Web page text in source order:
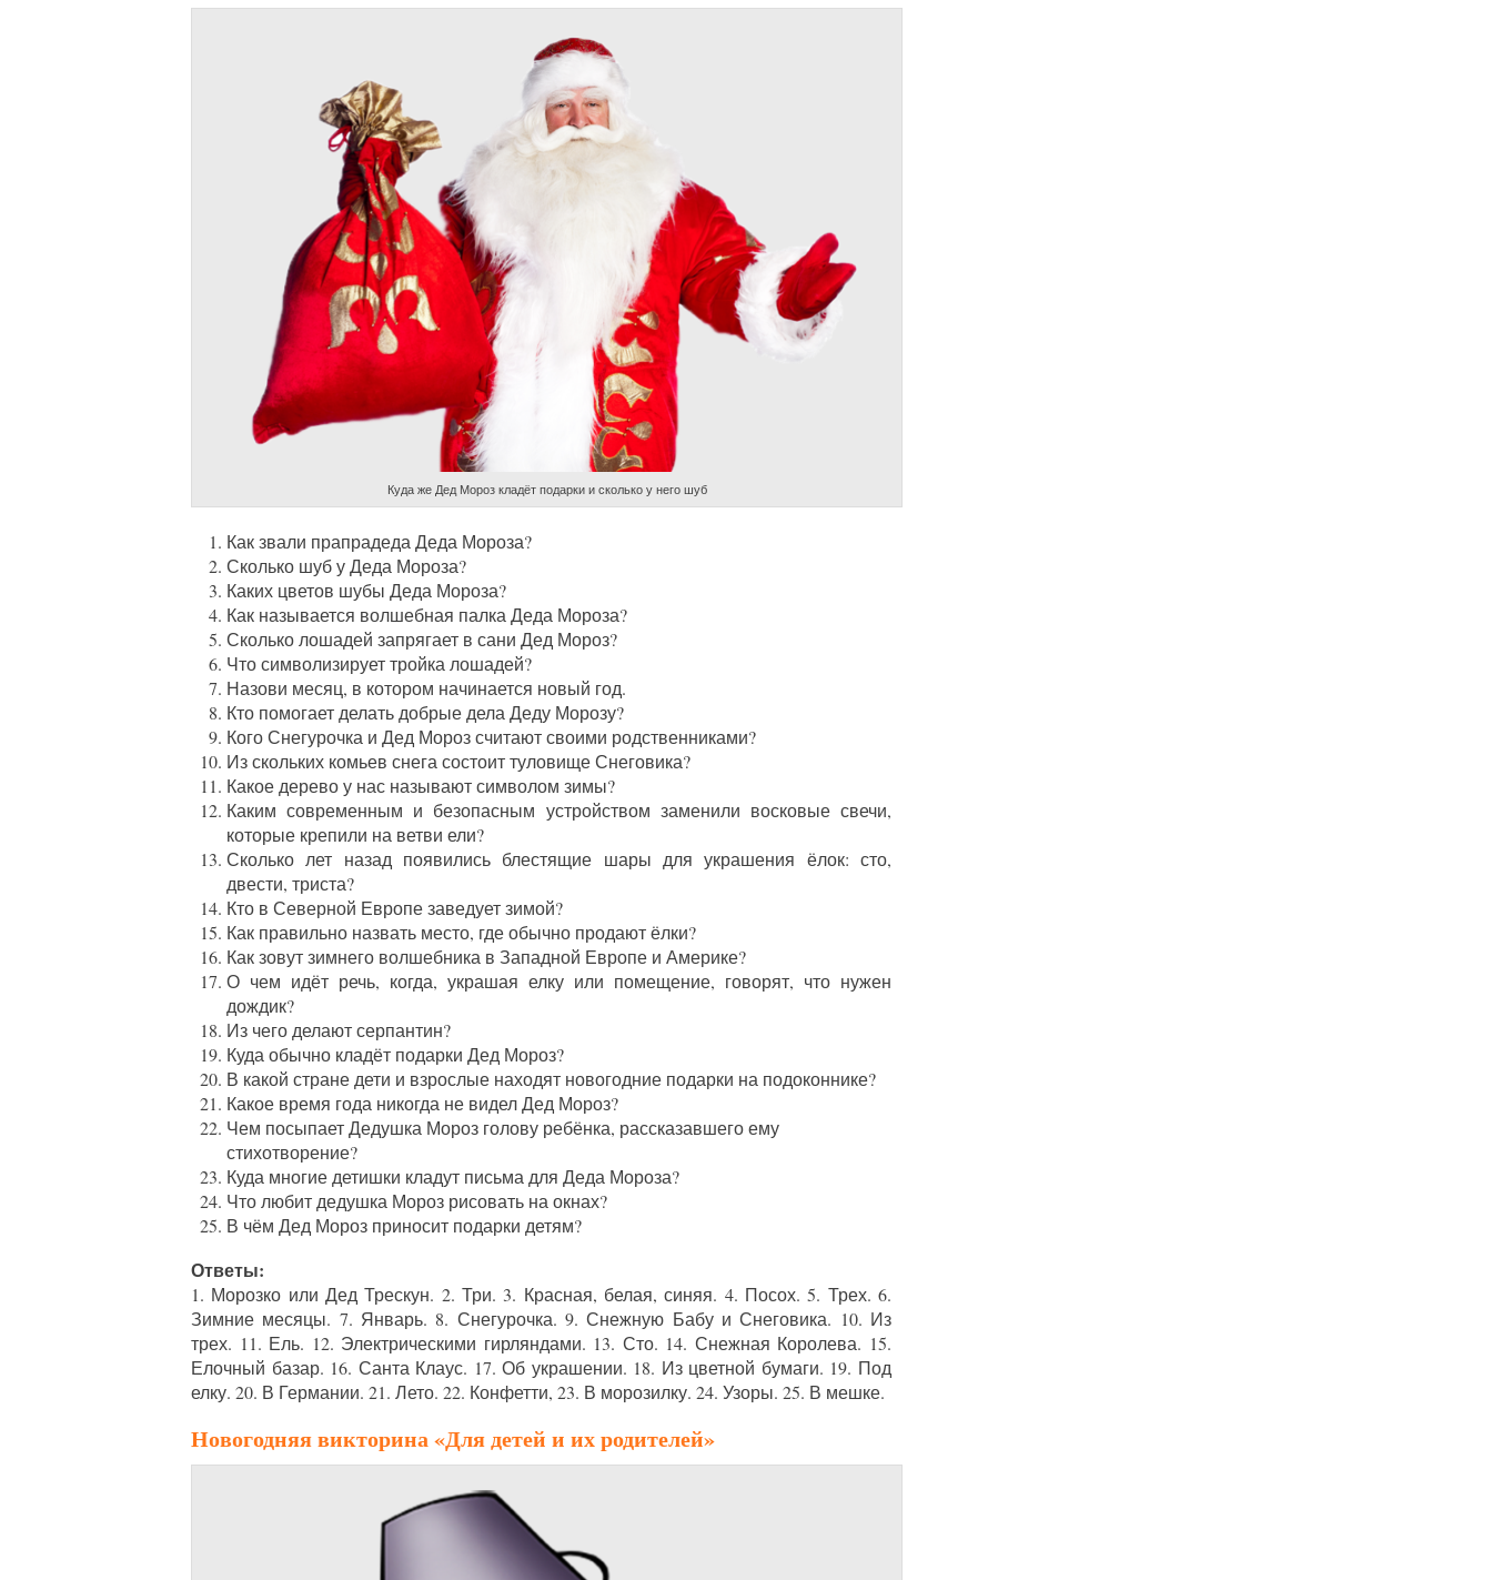
Куда же Дед Мороз кладёт подарки и сколько у него шуб
Как звали прапрадеда Деда Мороза?
Сколько шуб у Деда Мороза?
Каких цветов шубы Деда Мороза?
Как называется волшебная палка Деда Мороза?
Сколько лошадей запрягает в сани Дед Мороз?
Что символизирует тройка лошадей?
Назови месяц, в котором начинается новый год.
Кто помогает делать добрые дела Деду Морозу?
Кого Снегурочка и Дед Мороз считают своими родственниками?
Из скольких комьев снега состоит туловище Снеговика?
Какое дерево у нас называют символом зимы?
Каким современным и безопасным устройством заменили восковые свечи,
которые крепили на ветви ели?
Сколько лет назад появились блестящие шары для украшения ёлок: сто,
двести, триста?
Кто в Северной Европе заведует зимой?
Как правильно назвать место, где обычно продают ёлки?
Как зовут зимнего волшебника в Западной Европе и Америке?
О чем идёт речь, когда, украшая елку или помещение, говорят, что нужен
дождик?
Из чего делают серпантин?
Куда обычно кладёт подарки Дед Мороз?
В какой стране дети и взрослые находят новогодние подарки на подоконнике?
Какое время года никогда не видел Дед Мороз?
Чем посыпает Дедушка Мороз голову ребёнка, рассказавшего ему
стихотворение?
Куда многие детишки кладут письма для Деда Мороза?
Что любит дедушка Мороз рисовать на окнах?
В чём Дед Мороз приносит подарки детям?
Ответы:
1. Морозко или Дед Трескун. 2. Три. 3. Красная, белая, синяя. 4. Посох. 5. Трех. 6.
Зимние месяцы. 7. Январь. 8. Снегурочка. 9. Снежную Бабу и Снеговика. 10. Из
трех. 11. Ель. 12. Электрическими гирляндами. 13. Сто. 14. Снежная Королева. 15.
Елочный базар. 16. Санта Клаус. 17. Об украшении. 18. Из цветной бумаги. 19. Под
елку. 20. В Германии. 21. Лето. 22. Конфетти, 23. В морозилку. 24. Узоры. 25. В мешке.
Новогодняя викторина «Для детей и их родителей»